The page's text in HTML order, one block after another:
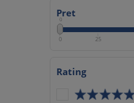
Pret
0
0 25
Rating